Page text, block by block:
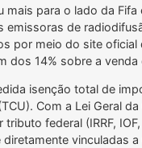
mais para o lado da
emissoras de
por meio do site
dos 14% sobre a
isenção total de
Com a Lei Geral
federal (IRRF,
vinculadas a